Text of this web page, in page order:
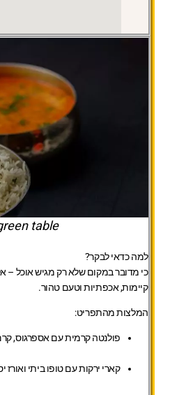
table
למה כדאי לבקר?
כי מדובר במקום שלא רק מגיש אוכל
קיימות, אכפתיות וטעם טהור.
המלצות מהתפריט:
פולנטה קרמית עם אספרגוס, קרם
קארי ירקות עם טופו ביתי ואורז